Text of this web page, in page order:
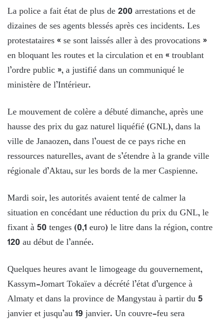
La police a fait état de plus de 200 arrestations et de
dizaines de ses agents blessés après ces incidents. Les
protestataires « se sont laissés aller à des provocations »
en bloquant les routes et la circulation et en « troublant
l’ordre public », a justifié dans un communiqué le
ministère de l’Intérieur.
Le mouvement de colère a débuté dimanche, après une
hausse des prix du gaz naturel liquéfié (GNL), dans la
ville de Janaozen, dans l’ouest de ce pays riche en
ressources naturelles, avant de s’étendre à la grande ville
régionale d’Aktau, sur les bords de la mer Caspienne.
Mardi soir, les autorités avaient tenté de calmer la
situation en concédant une réduction du prix du GNL, le
fixant à 50 tenges (0,1 euro) le litre dans la région, contre
120 au début de l’année.
Quelques heures avant le limogeage du gouvernement,
Kassym-Jomart Tokaïev a décrété l’état d’urgence à
Almaty et dans la province de Mangystau à partir du 5
janvier et jusqu’au 19 janvier. Un couvre-feu sera